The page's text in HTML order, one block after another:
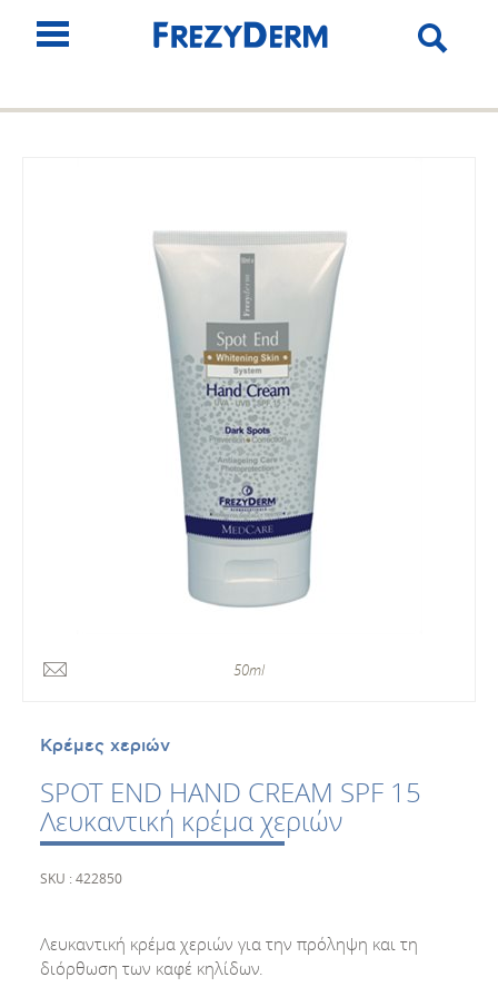
50ml
Κρέμες χεριών
SPOT END HAND CREAM SPF 15
Λευκαντική κρέμα χεριών
SKU : 422850
Λευκαντική κρέμα χεριών για την πρόληψη και τη
διόρθωση των καφέ κηλίδων.